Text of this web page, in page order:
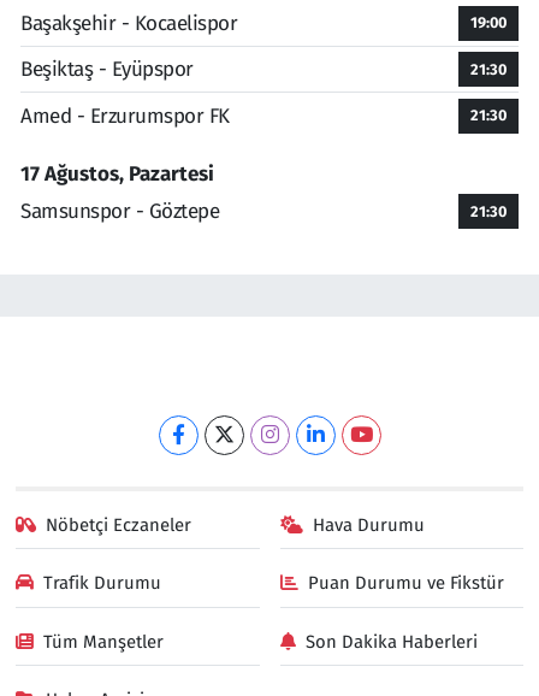
Başakşehir - Kocaelispor
19:00
Beşiktaş - Eyüpspor 21:30
Amed - Erzurumspor FK 21:30
17 Ağustos, Pazartesi
Samsunspor - Göztepe
21:30
Nöbetçi Eczaneler Hava Durumu
Trafik Durumu Puan Durumu ve Fikstür
Tüm Manşetler Son Dakika Haberleri